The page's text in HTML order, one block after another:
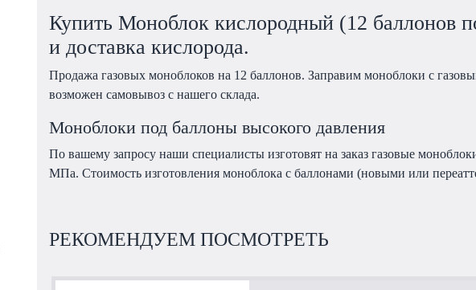
Купить Моноблок кислородный (12 баллонов
и доставка кислорода.
Продажа газовых моноблоков на 12 баллонов. Заправим моноблоки с
возможен самовывоз с нашего склада.
Моноблоки под баллоны высокого давления
По вашему запросу наши специалисты изготовят на заказ газовые
МПа. Стоимость изготовления моноблока с баллонами (новыми или
РЕКОМЕНДУЕМ ПОСМОТРЕТЬ